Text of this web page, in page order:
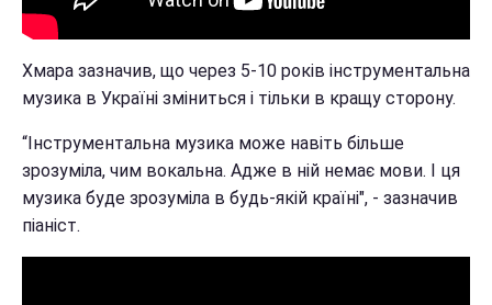
Хмара зазначив, що через 5-10 років інструментальна
музика в Україні зміниться і тільки в кращу сторону.
“Інструментальна музика може навіть більше
зрозуміла, чим вокальна. Адже в ній немає мови. І ця
музика буде зрозуміла в будь-якій країні", - зазначив
піаніст.